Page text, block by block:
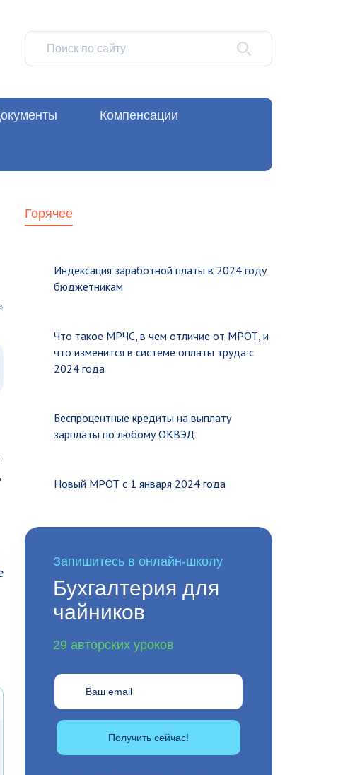
Компенсации
Горячее
Индексация заработной платы в 2024 году
бюджетникам
Что такое МРЧС, в чем отличие от МРОТ, и
что изменится в системе оплаты труда с
2024 года
Беспроцентные кредиты на выплату
зарплаты по любому ОКВЭД
Новый МРОТ с 1 января 2024 года
Запишитесь в онлайн-школу
Бухгалтерия для
чайников
29 авторских уроков
Получить сейчас!